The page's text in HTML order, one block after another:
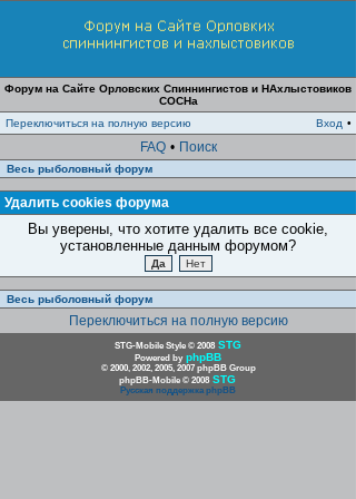
Форум на Сайте Орловских Спиннингистов и НАхлыстовиков
СОСНа
Переключиться на полную версию
Вход •
FAQ • Поиск
Весь рыболовный форум
Удалить cookies форума
Вы уверены, что хотите удалить все cookie,
установленные данным форумом?
Весь рыболовный форум
Переключиться на полную версию
STG-Mobile Style © 2008 STG
Powered by phpBB
© 2000, 2002, 2005, 2007 phpBB Group
phpBB-Mobile © 2008 STG
Русская поддержка phpBB